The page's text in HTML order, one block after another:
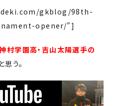
gkblog/98th-
opener/”]
村学園高・吉山太陽選手の
と思う。